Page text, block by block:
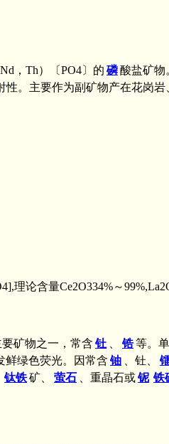
，Th）〔PO4〕的 磷酸盐矿物
性。主要作为副矿物产在花岗
理论含量Ce2O334%～
矿物之一，常含 钍 锆等。
鲜绿色荧光。因常含 铀 、钍、
钛铁矿、 萤石 、重晶石或铌 铁